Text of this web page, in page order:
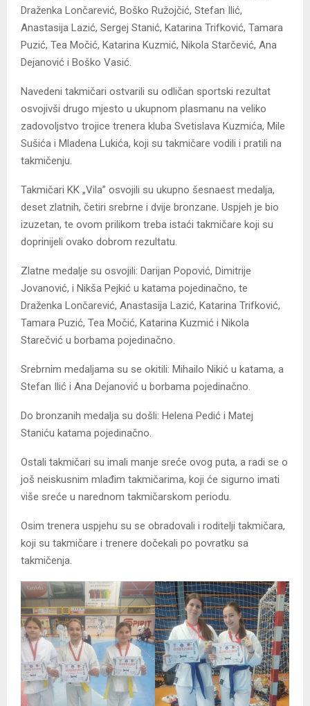
Draženka Lončarević, Boško Ružojčić, Stefan Ilić,
Anastasija Lazić, Sergej Stanić, Katarina Trifković, Tamara
Puzić, Tea Močić, Katarina Kuzmić, Nikola Starčević, Ana
Dejanović i Boško Vasić.
Navedeni takmičari ostvarili su odličan sportski rezultat
osvojivši drugo mjesto u ukupnom plasmanu na veliko
zadovoljstvo trojice trenera kluba Svetislava Kuzmića, Mile
Sušića i Mladena Lukića, koji su takmičare vodili i pratili na
takmičenju.
Takmičari KK „Vila” osvojili su ukupno šesnaest medalja,
deset zlatnih, četiri srebrne i dvije bronzane. Uspjeh je bio
izuzetan, te ovom prilikom treba istaći takmičare koji su
doprinijeli ovako dobrom rezultatu.
Zlatne medalje su osvojili: Darijan Popović, Dimitrije
Jovanović, i Nikša Pejkić u katama pojedinačno, te
Draženka Lončarević, Anastasija Lazić, Katarina Trifković,
Tamara Puzić, Tea Močić, Katarina Kuzmić i Nikola
Starečvić u borbama pojedinačno.
Srebrnim medaljama su se okitili: Mihailo Nikić u katama, a
Stefan Ilić i Ana Dejanović u borbama pojedinačno.
Do bronzanih medalja su došli: Helena Pedić i Matej
Staniću katama pojedinačno.
Ostali takmičari su imali manje sreće ovog puta, a radi se o
još neiskusnim mlađim takmičarima, koji će sigurno imati
više sreće u narednom takmičarskom periodu.
Osim trenera uspjehu su se obradovali i roditelji takmičara,
koji su takmičare i trenere dočekali po povratku sa
takmičenja.